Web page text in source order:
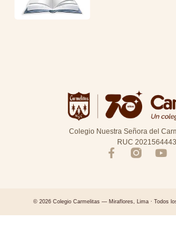
Colegio Nuestra Señora del
RUC
© 2026 Colegio Carmelitas — Miraflores, Lima · Todos